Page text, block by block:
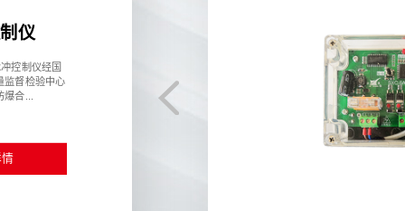
在线脉冲
用挂式透明PC壳，
性能好，安装方